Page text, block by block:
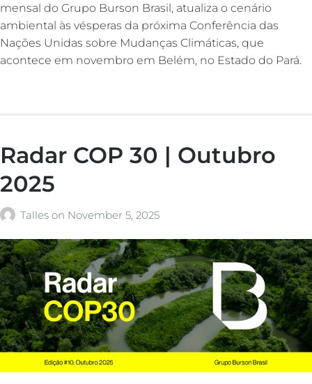
mensal do Grupo Burson Brasil, atualiza o cenário
ambiental às vésperas da próxima Conferência das
Nações Unidas sobre Mudanças Climáticas, que
acontece em novembro em Belém, no Estado do Pará.
Radar COP 30 | Outubro
2025
Talles on November 5, 2025